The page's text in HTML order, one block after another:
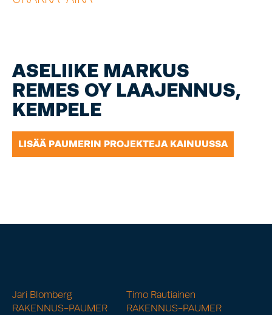
ASELIIKE MARKUS
REMES OY LAAJENNUS,
KEMPELE
LISÄÄ PAUMERIN PROJEKTEJA KAINUUSSA
Jari Blomberg
RAKENNUS-PAUMER
Timo Rautiainen
RAKENNUS-PAUMER